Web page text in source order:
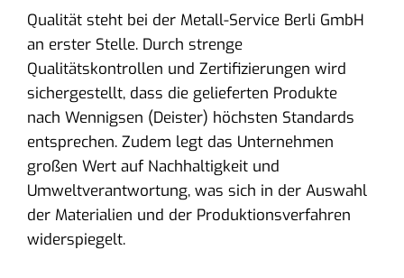
Qualität steht bei der Metall-Service Berli GmbH
an erster Stelle. Durch strenge
Qualitätskontrollen und Zertifizierungen wird
sichergestellt, dass die gelieferten Produkte
nach Wennigsen (Deister) höchsten Standards
entsprechen. Zudem legt das Unternehmen
großen Wert auf Nachhaltigkeit und
Umweltverantwortung, was sich in der Auswahl
der Materialien und der Produktionsverfahren
widerspiegelt.